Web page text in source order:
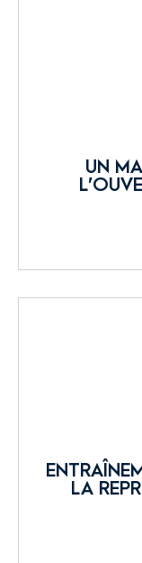
UN
LA